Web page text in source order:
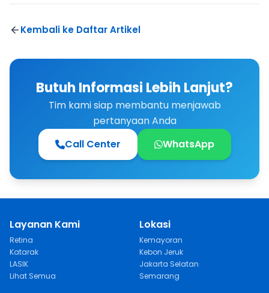
Kembali ke Daftar Artikel
Butuh Informasi Lebih Lanjut?
Tim kami siap membantu menjawab
pertanyaan Anda
Call Center
WhatsApp
Layanan Kami
Retina
Katarak
LASIK
Lihat Semua
Lokasi
Kemayoran
Kebon Jeruk
Jakarta Selatan
Semarang